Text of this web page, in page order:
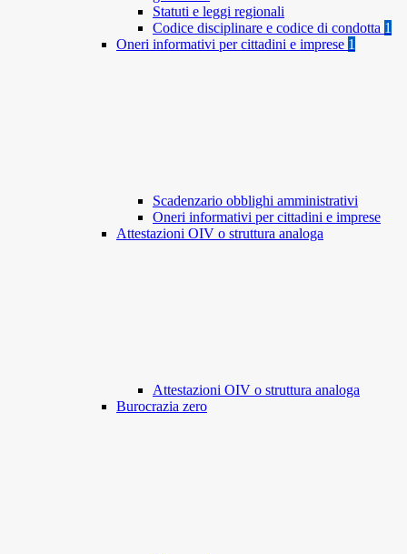
Statuti e leggi regionali
Codice disciplinare e codice di condotta 1
Oneri informativi per cittadini e imprese 1
Scadenzario obblighi amministrativi
Oneri informativi per cittadini e imprese
Attestazioni OIV o struttura analoga
Attestazioni OIV o struttura analoga
Burocrazia zero